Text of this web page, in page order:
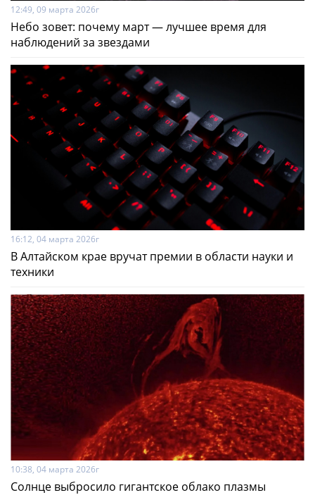
12:49, 09 марта 2026г
Небо зовет: почему март — лучшее время для
наблюдений за звездами
16:12, 04 марта 2026г
В Алтайском крае вручат премии в области науки и
техники
10:38, 04 марта 2026г
Солнце выбросило гигантское облако плазмы